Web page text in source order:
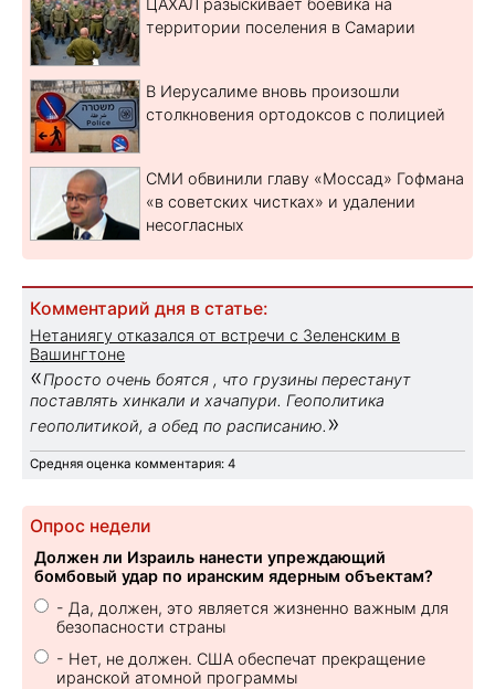
ЦАХАЛ разыскивает боевика на
территории поселения в Самарии
В Иерусалиме вновь произошли
столкновения ортодоксов с полицией
СМИ обвинили главу «Моссад» Гофмана
«в советских чистках» и удалении
несогласных
Комментарий дня в статье:
Нетаниягу отказался от встречи с Зеленским в
Вашингтоне
«Просто очень боятся , что грузины перестанут
поставлять хинкали и хачапури. Геополитика
геополитикой, а обед по расписанию. »
Средняя оценка комментария: 4
Опрос недели
Должен ли Израиль нанести упреждающий
бомбовый удар по иранским ядерным объектам?
- Да, должен, это является жизненно важным для
безопасности страны
- Нет, не должен. США обеспечат прекращение
иранской атомной программы